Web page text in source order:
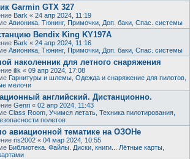
Garmin GTX 327
Bark « 24 апр 2024, 11:19
Авионика, Тюнинг, Примочки, Доп. баки, Спас. системы
Bendix King KY197A
Bark « 24 апр 2024, 11:16
Авионика, Тюнинг, Примочки, Доп. баки, Спас. системы
наколенник для летного снаряжения
ilik « 09 апр 2024, 17:08
Гарнитуры и шлемы, Одежда и снаряжение для пилотов,
мелочи
английский. Дистанционно.
Genri « 02 апр 2024, 11:43
Class Room, Учимся летать, Техника пилотирования,
полетов
авиационной тематике на ОЗОНе
ris2002 « 04 мар 2024, 10:55
Библиотека. Файлы. Диски, книги... Лётные карты,